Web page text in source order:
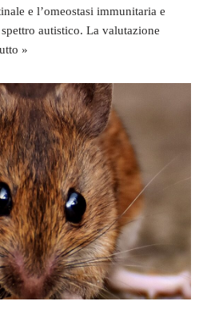
e l’omeostasi immunitaria e
autistico. La valutazione
»